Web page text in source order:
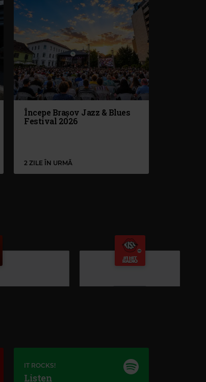
Începe Brașov Jazz & Blues
Festival 2026
2 ZILE ÎN URMĂ
Kiss FM
IT ROCKS!
Listen